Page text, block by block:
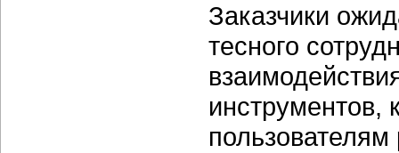
Заказчики
тесного
инструментов,